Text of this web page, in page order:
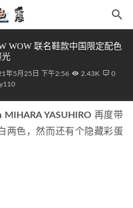
WOW 联名鞋款中国限定配色
光
年5月25日 下午2:56 2.43K
0
MIHARA YASUHIRO 再度带
两色，然而还有个隐藏彩蛋
何重塑舒适想象力